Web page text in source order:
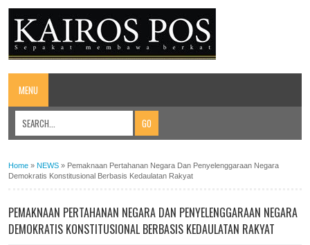
MENU
Home » NEWS » Pemaknaan Pertahanan Negara Dan Penyelenggaraan Negara
Demokratis Konstitusional Berbasis Kedaulatan Rakyat
PEMAKNAAN PERTAHANAN NEGARA DAN PENYELENGGARAAN NEGARA
DEMOKRATIS KONSTITUSIONAL BERBASIS KEDAULATAN RAKYAT